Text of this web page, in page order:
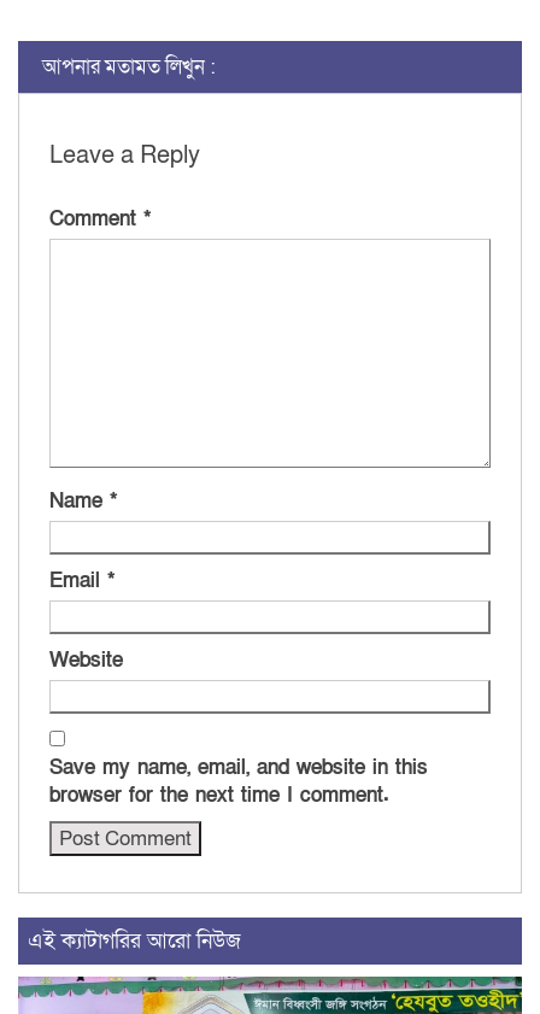
আপনার মতামত লিখুন :
Leave a Reply
Comment *
Name *
Email *
Website
Save my name, email, and website in this
browser for the next time I comment.
এই ক্যাটাগরির আরো নিউজ